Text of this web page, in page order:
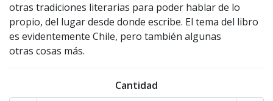
otras tradiciones literarias para poder hablar de lo
propio, del lugar desde donde escribe. El tema del libro
es evidentemente Chile, pero también algunas
otras cosas más.
Cantidad